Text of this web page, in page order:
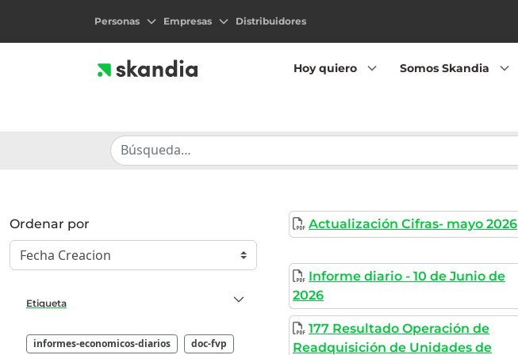
Personas Empresas Distribuidores
Hoy quiero Somos Skandia
Ordenar por
Etiqueta
informes-economicos-diarios
doc-fvp
Actualización Cifras- mayo 2026
Informe diario - 10 de Junio de
2026
177 Resultado Operación de
Readquisición de Unidades de